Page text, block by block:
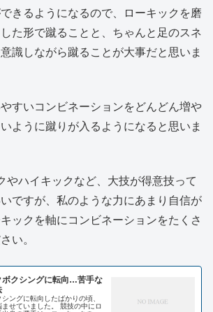
きるようになるので、ローキックを磨
た形で蹴ることと、ちゃんと足のスネ
識しながら蹴ることが大事だと思いま
すいコンビネーションをどんどん増や
ように蹴りが入るようになると思いま
やハイキックなど、大技が得意技って
ですが、私のような力にあまり自信が
ックを軸にコンビネーションをたくさ
い。
ボクシングに転向…苦手な
ングに転向したばかりの頃、
ました。 競技の中にロ